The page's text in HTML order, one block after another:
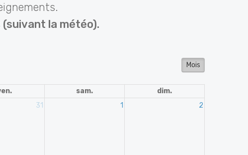
la météo).
Mois
sam.
dim.
31 1 2